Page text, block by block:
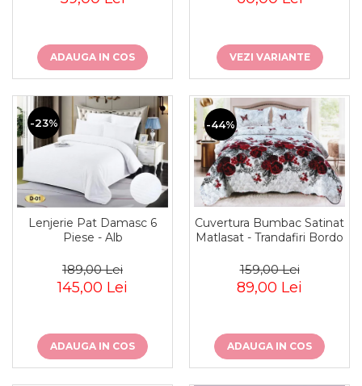
ADAUGA IN COS VEZI VARIANTE
-23%
Lenjerie Pat Damasc 6
Piese - Alb
189,00 Lei
145,00 Lei
ADAUGA IN COS
-44%
Cuvertura Bumbac Satinat
Matlasat - Trandafiri Bordo
159,00 Lei
89,00 Lei
ADAUGA IN COS